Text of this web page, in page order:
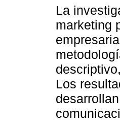
La
marketing
Los